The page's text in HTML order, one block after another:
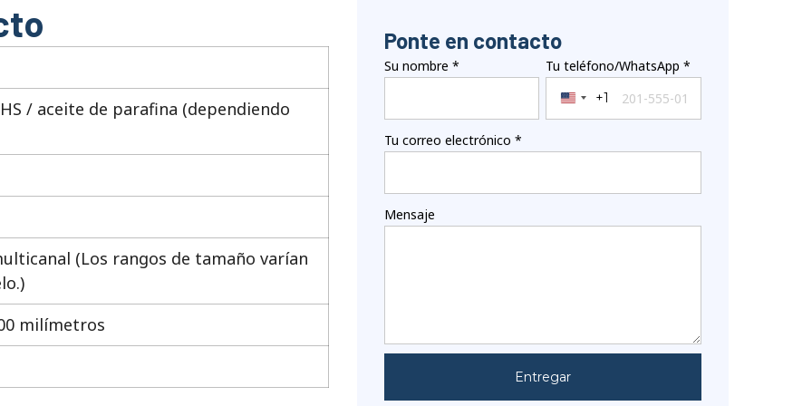
/ aceite de parafina (dependiendo
(Los rangos de tamaño varían
milímetros
Ponte en contacto
Su nombre * Tu teléfono/WhatsApp *
United States +1
+1
Tu correo electrónico *
Mensaje
Entregar